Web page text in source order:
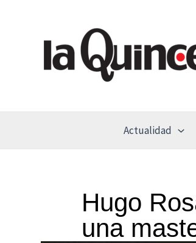
contenido
Actualidad
Hugo
una